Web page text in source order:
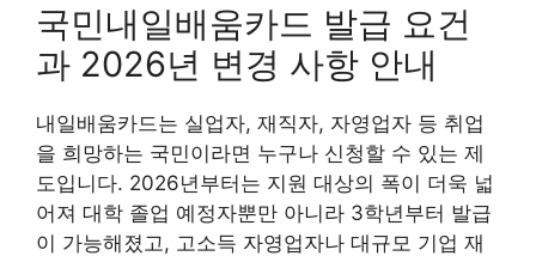
국민내일배움카드 발급 요건
과 2026년 변경 사항 안내
내일배움카드는 실업자, 재직자, 자영업자 등 취업
을 희망하는 국민이라면 누구나 신청할 수 있는 제
도입니다. 2026년부터는 지원 대상의 폭이 더욱 넓
어져 대학 졸업 예정자뿐만 아니라 3학년부터 발급
이 가능해졌고, 고소득 자영업자나 대규모 기업 재